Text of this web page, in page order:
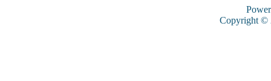
Copyright ©